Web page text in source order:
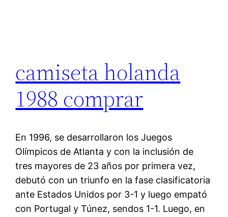
camiseta holanda
1988 comprar
En 1996, se desarrollaron los Juegos
Olímpicos de Atlanta y con la inclusión de
tres mayores de 23 años por primera vez,
debutó con un triunfo en la fase clasificatoria
ante Estados Unidos por 3-1 y luego empató
con Portugal y Túnez, sendos 1-1. Luego, en